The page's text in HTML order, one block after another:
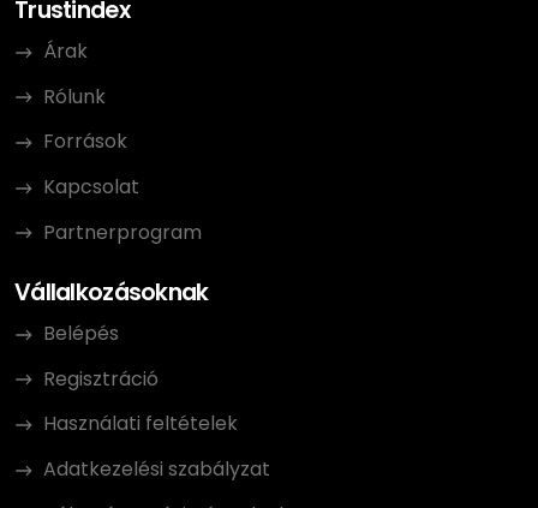
Trustindex
Árak
Rólunk
Források
Kapcsolat
Partnerprogram
Vállalkozásoknak
Belépés
Regisztráció
Használati feltételek
Adatkezelési szabályzat